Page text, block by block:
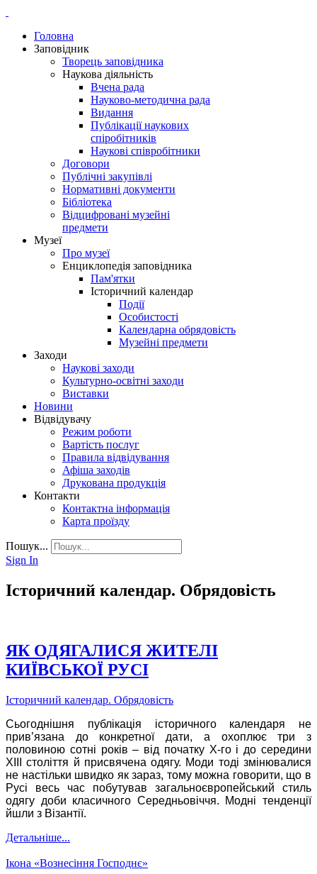
Головна
Заповідник
Творець заповідника
Наукова діяльність
Вчена рада
Науково-методична рада
Видання
Публікації наукових
спіробітників
Наукові співробітники
Договори
Публічні закупівлі
Нормативні документи
Бібліотека
Відцифровані музейні
предмети
Музеї
Про музеї
Енциклопедія заповідника
Пам'ятки
Історичний календар
Події
Особистості
Календарна обрядовість
Музейні предмети
Заходи
Наукові заходи
Культурно-освітні заходи
Виставки
Новини
Відвідувачу
Режим роботи
Вартість послуг
Правила відвідування
Афіша заходів
Друкована продукція
Контакти
Контактна інформація
Карта проїзду
Пошук...
Sign In
Історичний календар. Обрядовість
ЯК ОДЯГАЛИСЯ ЖИТЕЛІ
КИЇВСЬКОЇ РУСІ
Історичний календар. Обрядовість
Сьогоднішня публікація історичного календаря не
прив’язана до конкретної дати, а охоплює три з
половиною сотні років – від початку Х-го і до середини
ХІІІ століття й присвячена одягу. Моди тоді змінювалися
не настільки швидко як зараз, тому можна говорити, що в
Русі весь час побутував загальноєвропейський стиль
одягу доби класичного Cередньовіччя. Модні тенденції
йшли з Візантії.
Детальніше...
Ікона «Вознесіння Господнє»